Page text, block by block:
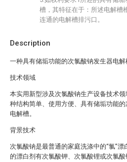
Description
一种具有储垢功能的次氯酸钠发生器电解
技术领域
本实用新型涉及次氯酸钠生产设备技术
种结构简单、使用方便、具有储垢功能
电解槽。
背景技术
次氯酸钠是最普通的家庭洗涤中的“氯”漂
的漂白剂有次氯酸钾、次氯酸锂或次氯
槽，其特征在于：所述电解槽
连通的电解槽排污口。